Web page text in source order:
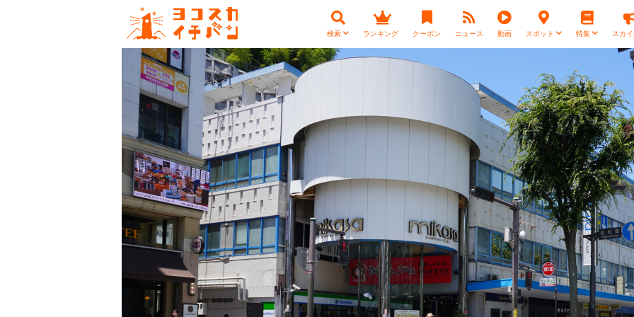
検索 ランキング クーポン ニュース 動画 スポット 特集 スカ